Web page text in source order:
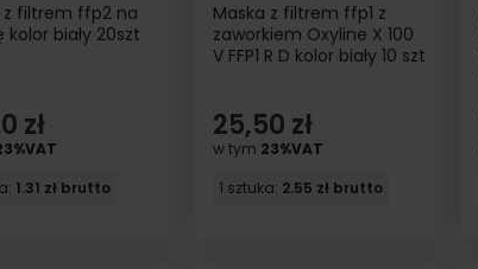
z filtrem ffp2 na
kolor biały 20szt
zł
1.31 zł brutto
Maska z filtrem ffp1 z
zaworkiem Oxyline X 100
V FFP1 R D kolor biały 10 szt
25,50 zł
w tym 23%VAT
1 sztuka: 2.55 zł brutto